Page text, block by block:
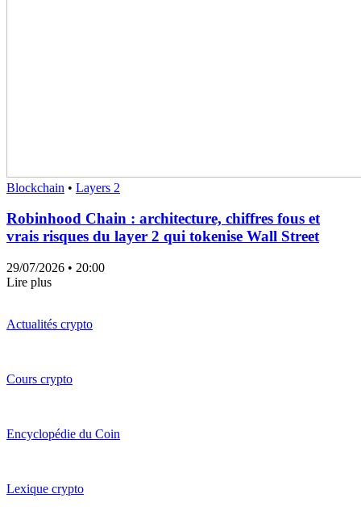
Blockchain • Layers 2
Robinhood Chain : architecture, chiffres fous et
vrais risques du layer 2 qui tokenise Wall Street
29/07/2026 • 20:00
Lire plus
Actualités crypto
Cours crypto
Encyclopédie du Coin
Lexique crypto